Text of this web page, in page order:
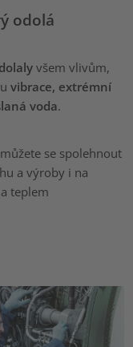
odolá
všem vlivům,
vibrace, extrémní
voda.
se spolehnout
a výroby i na
teplem